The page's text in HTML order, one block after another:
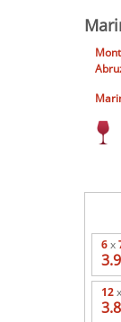
6x
12x